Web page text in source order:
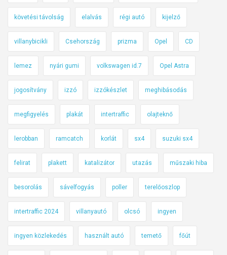
követési távolság elalvás régi autó kijelző
villanybicikli Csehország prizma Opel CD
lemez nyári gumi volkswagen id.7 Opel Astra
jogosítvány izzó izzókészlet meghibásodás
megfigyelés plakát intertraffic olajteknő
lerobban ramcatch korlát sx4 suzuki sx4
felirat plakett katalizátor utazás műszaki hiba
besorolás sávelfogyás poller terelőoszlop
intertraffic 2024 villanyautó olcsó ingyen
ingyen közlekedés használt autó temető főút